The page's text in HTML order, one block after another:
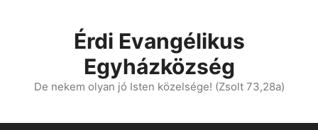
Érdi Evangélikus
Egyházközség
De nekem olyan jó Isten közelsége! (Zsolt 73,28a)